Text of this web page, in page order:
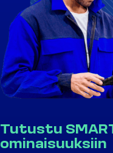
Tutustu
ominaisuuksiin